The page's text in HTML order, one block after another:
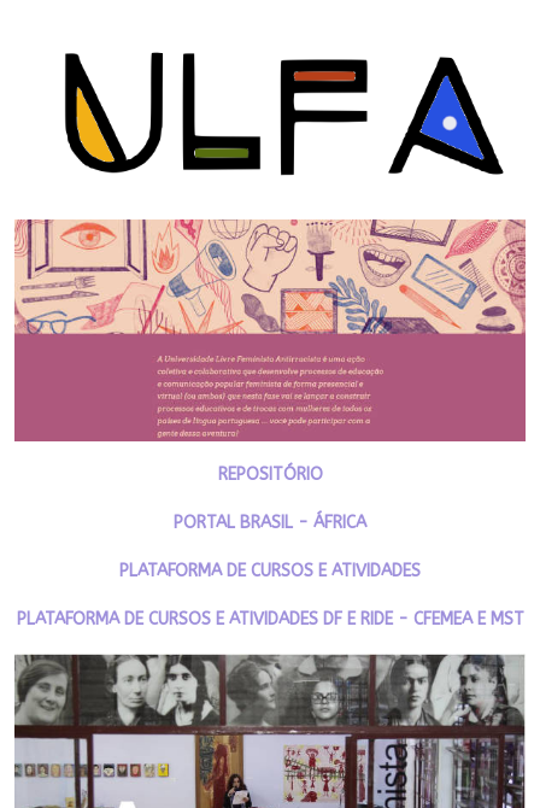
REPOSITÓRIO
PORTAL BRASIL - ÁFRICA
PLATAFORMA DE CURSOS E ATIVIDADES
PLATAFORMA DE CURSOS E ATIVIDADES DF E RIDE - CFEMEA E MST